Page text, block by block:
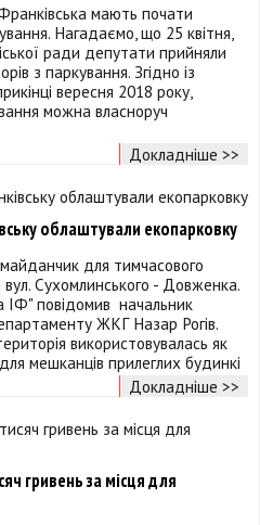
мають почати
Нагадаємо, що 25 квітня,
ради депутати прийняли
з паркування. Згідно із
вересня 2018 року,
можна власноруч
Докладніше >>
облаштували екопарковку
для тимчасового
вул. Сухомлинського - Довженка.
ІФ" повідомив начальник
ЖКГ Назар Рогів.
використовувалась як
мешканців прилеглих будинкі
Докладніше >>
гривень за місця для